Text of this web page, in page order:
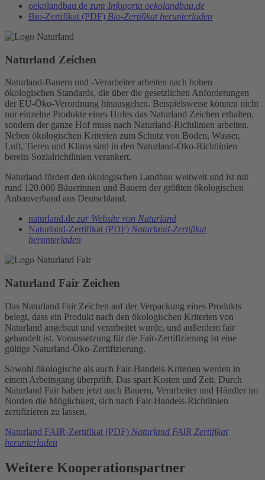
oekolandbau.de zum Infoporta oekolandbau.de
Bio-Zertifikat (PDF) Bio-Zertifikat herunterladen
Naturland Zeichen
Naturland-Bauern und -Verarbeiter arbeiten nach hohen
ökologischen Standards, die über die gesetzlichen Anforderungen
der EU-Öko-Verordnung hinausgehen. Beispielsweise können nicht
nur einzelne Produkte eines Hofes das Naturland Zeichen erhalten,
sondern der ganze Hof muss nach Naturland-Richtlinien arbeiten.
Neben ökologischen Kriterien zum Schutz von Böden, Wasser,
Luft, Tieren und Klima sind in den Naturland-Öko-Richtlinien
bereits Sozialrichtlinien verankert.
Naturland fördert den ökologischen Landbau weltweit und ist mit
rund 120.000 Bäuerinnen und Bauern der größten ökologischen
Anbauverband aus Deutschland.
naturland.de zur Website von Naturland
Naturland-Zertifikat (PDF) Naturland-Zertifikat
herunterladen
Naturland Fair Zeichen
Das Naturland Fair Zeichen auf der Verpackung eines Produkts
belegt, dass ein Produkt nach den ökologischen Kriterien von
Naturland angebaut und verarbeitet wurde, und außerdem fair
gehandelt ist. Voraussetzung für die Fair-Zertifizierung ist eine
gültige Naturland-Öko-Zertifizierung.
Sowohl ökologische als auch Fair-Handels-Kriterien werden in
einem Arbeitsgang überprüft. Das spart Kosten und Zeit. Durch
Naturland Fair haben jetzt auch Bauern, Verarbeiter und Händler im
Norden die Möglichkeit, sich nach Fair-Handels-Richtlinien
zertifizieren zu lassen.
Naturland FAIR-Zertifikat (PDF) Naturland FAIR Zertifikat
herunterladen
Weitere Kooperationspartner